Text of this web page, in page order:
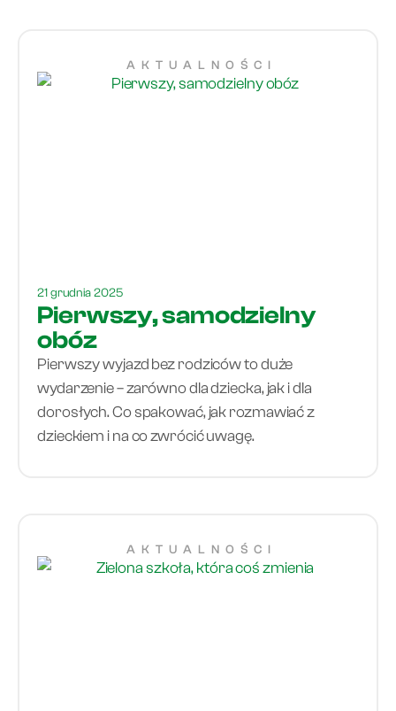
AKTUALNOŚCI
21 grudnia 2025
Pierwszy, samodzielny
obóz
Pierwszy wyjazd bez rodziców to duże
wydarzenie – zarówno dla dziecka, jak i dla
dorosłych. Co spakować, jak rozmawiać z
dzieckiem i na co zwrócić uwagę.
AKTUALNOŚCI